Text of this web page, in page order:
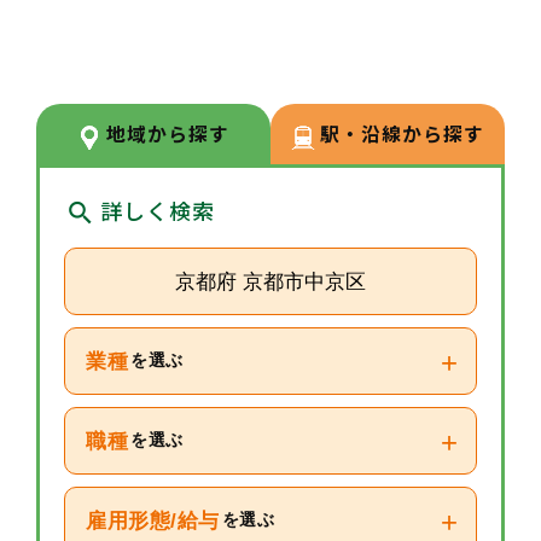
にサポートいたします。
地域から探す 駅・沿線から探す
詳しく検索
京都府 京都市中京区
業種 を選ぶ +
職種 を選ぶ +
雇用形態/給与 を選ぶ +